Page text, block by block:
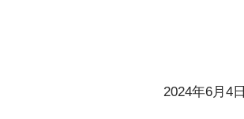
2024年6月4日